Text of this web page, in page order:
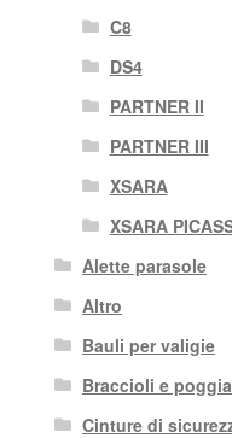
C8
DS4
PARTNER II
PARTNER III
XSARA
XSARA
Alette parasole
Altro
Bauli per valigie
Braccioli e
Cinture di